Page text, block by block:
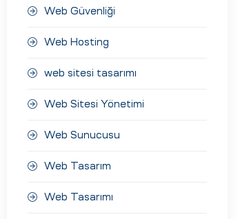
Web Güvenliği
Web Hosting
web sitesi tasarımı
Web Sitesi Yönetimi
Web Sunucusu
Web Tasarım
Web Tasarımı